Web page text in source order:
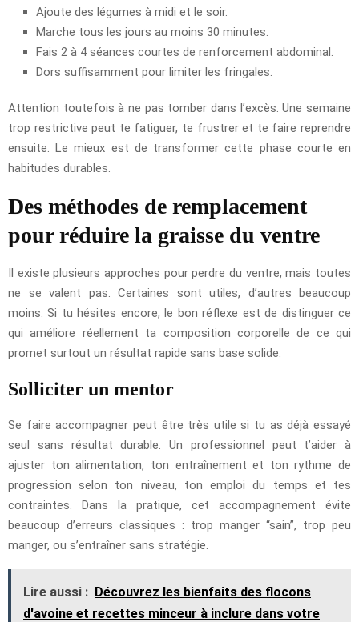
Ajoute des légumes à midi et le soir.
Marche tous les jours au moins 30 minutes.
Fais 2 à 4 séances courtes de renforcement abdominal.
Dors suffisamment pour limiter les fringales.
Attention toutefois à ne pas tomber dans l’excès. Une semaine
trop restrictive peut te fatiguer, te frustrer et te faire reprendre
ensuite. Le mieux est de transformer cette phase courte en
habitudes durables.
Des méthodes de remplacement
pour réduire la graisse du ventre
Il existe plusieurs approches pour perdre du ventre, mais toutes
ne se valent pas. Certaines sont utiles, d’autres beaucoup
moins. Si tu hésites encore, le bon réflexe est de distinguer ce
qui améliore réellement ta composition corporelle de ce qui
promet surtout un résultat rapide sans base solide.
Solliciter un mentor
Se faire accompagner peut être très utile si tu as déjà essayé
seul sans résultat durable. Un professionnel peut t’aider à
ajuster ton alimentation, ton entraînement et ton rythme de
progression selon ton niveau, ton emploi du temps et tes
contraintes. Dans la pratique, cet accompagnement évite
beaucoup d’erreurs classiques : trop manger “sain”, trop peu
manger, ou s’entraîner sans stratégie.
Lire aussi : Découvrez les bienfaits des flocons
d'avoine et recettes minceur à inclure dans votre